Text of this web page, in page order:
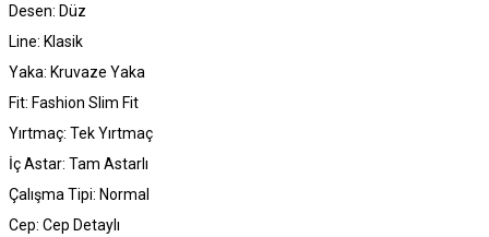
Desen: Düz
Line: Klasik
Yaka: Kruvaze Yaka
Fit: Fashion Slim Fit
Yırtmaç: Tek Yırtmaç
İç Astar: Tam Astarlı
Çalışma Tipi: Normal
Cep: Cep Detaylı